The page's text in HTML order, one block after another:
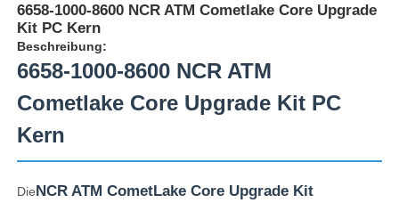
6658-1000-8600 NCR ATM Cometlake Core Upgrade
Kit PC Kern
Beschreibung:
6658-1000-8600 NCR ATM
Cometlake Core Upgrade Kit PC
Kern
DieNCR ATM CometLake Core Upgrade Kit